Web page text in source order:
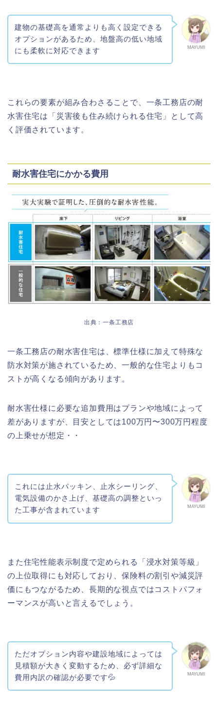
MAYUMI
建物の基礎高を通常よりも高く設定できる
オプションがあるため、地盤高の低い地域
にも柔軟に対応できます
これらの要素が組み合わさることで、一条工務店の耐
水害住宅は「災害後も住み続けられる住宅」として高
く評価されています。
耐水害住宅にかかる費用
出典：一条工務店
一条工務店の耐水害住宅は、標準仕様に加えて特殊な
防水対策が施されているため、一般的な住宅よりもコ
ストが高くなる傾向があります。
耐水害仕様に必要な追加費用はプランや地域によって
差がありますが、目安としては100万円〜300万円程度
の上乗せが想定・・
MAYUMI
これには止水パッキン、止水シーリング、
電気設備のかさ上げ、基礎高の調整といっ
た工事が含まれています
また住宅性能表示制度で定められる「浸水対策等級」
の上位取得にも対応しており、保険料の割引や減災評
価にもつながるため、長期的な視点ではコストパフォ
ーマンスが高いと言えるでしょう。
MAYUMI
ただオプション内容や建設地域によっては
見積額が大きく変動するため、必ず詳細な
費用内訳の確認が必要です💦